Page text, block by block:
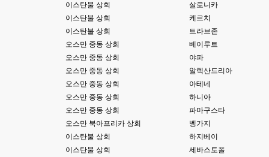
이스탄불 상회
살로니카
이스탄불 상회
케르치
이스탄불 상회
트라브존
오스만 중동 상회
베이루트
오스만 중동 상회
야파
오스만 중동 상회
알렉산드리아
오스만 중동 상회
아테네
오스만 중동 상회
하니아
오스만 중동 상회
파마구스타
오스만 북아프리카 상회
벵가지
이스탄불 상회
하지베이
이스탄불 상회
세바스토폴
ㅋㅋㅋ 다 똑같은거같네여. 저도 xe3 가따가 하루만에 다시왔었는데
문뜩 라이믹스가있는데 내가왜 뻘짓중이지 하면서 집어치운 ..;
8버전 공유하시는 분이 계셨는데